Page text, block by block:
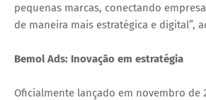
pequenas marcas, conectando
de maneira mais estratégica e digital”,
Bemol Ads: Inovação em estratégia
Oficialmente lançado em novembro de